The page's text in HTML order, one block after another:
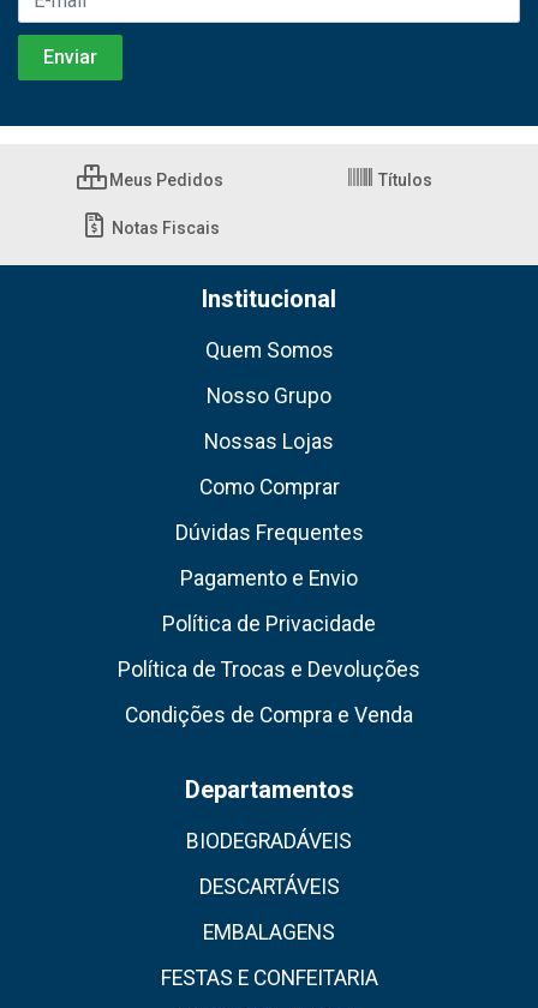
Meus Pedidos Títulos
Notas Fiscais
Institucional
Quem Somos
Nosso Grupo
Nossas Lojas
Como Comprar
Dúvidas Frequentes
Pagamento e Envio
Política de Privacidade
Política de Trocas e Devoluções
Condições de Compra e Venda
Departamentos
BIODEGRADÁVEIS
DESCARTÁVEIS
EMBALAGENS
FESTAS E CONFEITARIA